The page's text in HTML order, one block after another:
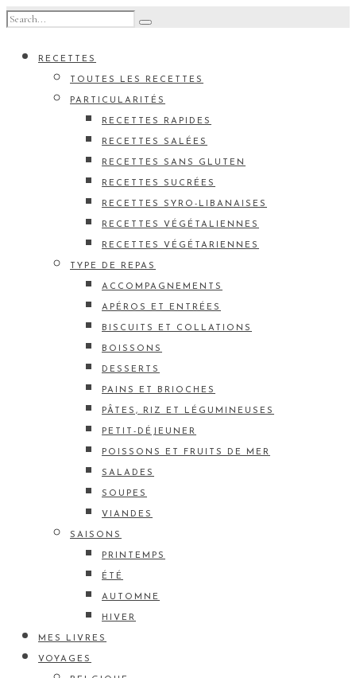
RECETTES
TOUTES LES RECETTES
PARTICULARITÉS
RECETTES RAPIDES
RECETTES SALÉES
RECETTES SANS GLUTEN
RECETTES SUCRÉES
RECETTES SYRO-LIBANAISES
RECETTES VÉGÉTALIENNES
RECETTES VÉGÉTARIENNES
TYPE DE REPAS
ACCOMPAGNEMENTS
APÉROS ET ENTRÉES
BISCUITS ET COLLATIONS
BOISSONS
DESSERTS
PAINS ET BRIOCHES
PÂTES, RIZ ET LÉGUMINEUSES
PETIT-DÉJEUNER
POISSONS ET FRUITS DE MER
SALADES
SOUPES
VIANDES
SAISONS
PRINTEMPS
ÉTÉ
AUTOMNE
HIVER
MES LIVRES
VOYAGES